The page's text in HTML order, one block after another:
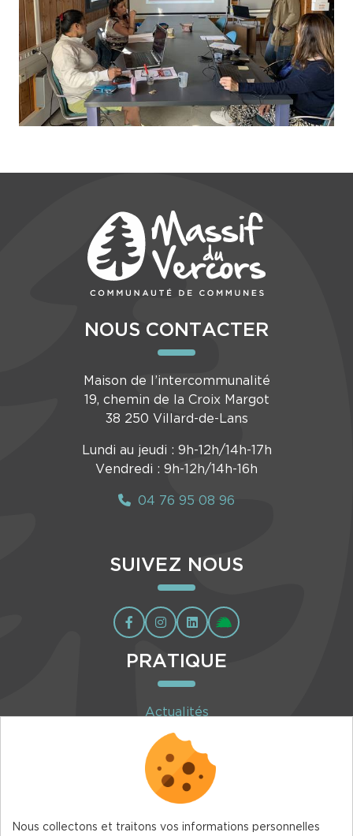
NOUS CONTACTER
Maison de l’intercommunalité
19, chemin de la Croix Margot
38 250 Villard-de-Lans
Lundi au jeudi : 9h-12h/14h-17h
Vendredi : 9h-12h/14h-16h
04 76 95 08 96
SUIVEZ NOUS
PRATIQUE
Actualités
Agenda
Inscription à la newsletter
Nous collectons et traitons vos informations personnelles